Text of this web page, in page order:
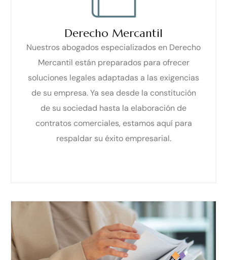
Derecho Mercantil
Nuestros abogados especializados en Derecho
Mercantil están preparados para ofrecer
soluciones legales adaptadas a las exigencias
de su empresa. Ya sea desde la constitución
de su sociedad hasta la elaboración de
contratos comerciales, estamos aquí para
respaldar su éxito empresarial.